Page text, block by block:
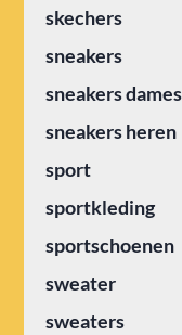
skechers
sneakers
sneakers dames
sneakers heren
sport
sportkleding
sportschoenen
sweater
sweaters